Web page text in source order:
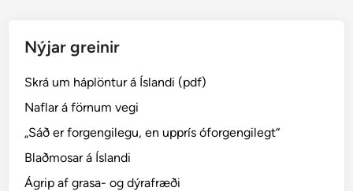
s
Nýjar greinir
Skrá um háplöntur á Íslandi (pdf)
Naflar á förnum vegi
„Sáð er forgengilegu, en upprís óforgengilegt“
Blaðmosar á Íslandi
Ágrip af grasa- og dýrafræði